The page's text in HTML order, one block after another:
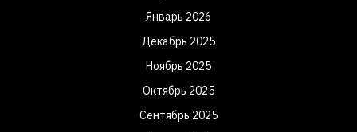
Январь 2026
Декабрь 2025
Ноябрь 2025
Октябрь 2025
Сентябрь 2025